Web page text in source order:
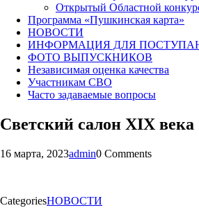
Открытый Областной
Программа «Пушкинская карта»
НОВОСТИ
ИНФОРМАЦИЯ ДЛЯ
ФОТО ВЫПУСКНИКОВ
Независимая оценка качества
Участникам СВО
Часто задаваемые вопросы
Светский салон XIX века
16 марта, 2023admin0 Comments
CategoriesНОВОСТИ